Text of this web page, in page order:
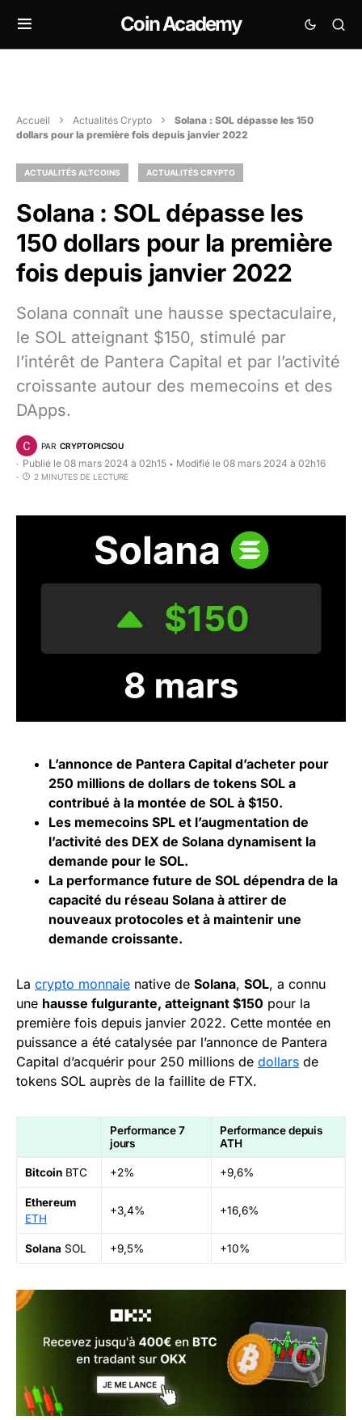
Coin Academy
Accueil Actualités Crypto
Solana : SOL dépasse les 150
dollars pour la première fois depuis janvier 2022
ACTUALITÉS ALTCOINS ACTUALITÉS CRYPTO
Solana : SOL dépasse les
150 dollars pour la première
fois depuis janvier 2022
Solana connaît une hausse spectaculaire,
le SOL atteignant $150, stimulé par
l’intérêt de Pantera Capital et par l’activité
croissante autour des memecoins et des
DApps.
PAR CRYPTOPICSOU
Publié le 08 mars 2024 à 02h15 • Modifié le 08 mars 2024 à 02h16
2 MINUTES DE LECTURE
L’annonce de Pantera Capital d’acheter pour
250 millions de dollars de tokens SOL a
contribué à la montée de SOL à $150.
Les memecoins SPL et l’augmentation de
l’activité des DEX de Solana dynamisent la
demande pour le SOL.
La performance future de SOL dépendra de la
capacité du réseau Solana à attirer de
nouveaux protocoles et à maintenir une
demande croissante.
La crypto monnaie native de Solana, SOL, a connu
une hausse fulgurante, atteignant $150 pour la
première fois depuis janvier 2022. Cette montée en
puissance a été catalysée par l’annonce de Pantera
Capital d’acquérir pour 250 millions de dollars de
tokens SOL auprès de la faillite de FTX.
Performance 7
jours
Performance depuis
ATH
Bitcoin BTC +2% +9,6%
Ethereum
ETH
+3,4% +16,6%
Solana SOL +9,5% +10%